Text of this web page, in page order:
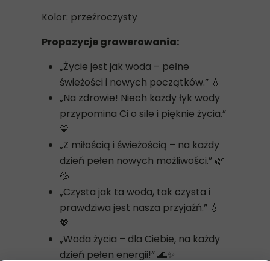
Kolor: przeźroczysty
Propozycje grawerowania:
„Życie jest jak woda – pełne
świeżości i nowych początków.” 💧
„Na zdrowie! Niech każdy łyk wody
przypomina Ci o sile i pięknie życia.”
💙
„Z miłością i świeżością – na każdy
dzień pełen nowych możliwości.” 🌿
💦
„Czysta jak ta woda, tak czysta i
prawdziwa jest nasza przyjaźń.” 💧
💖
„Woda życia – dla Ciebie, na każdy
dzień pełen energii!” 🌊✨